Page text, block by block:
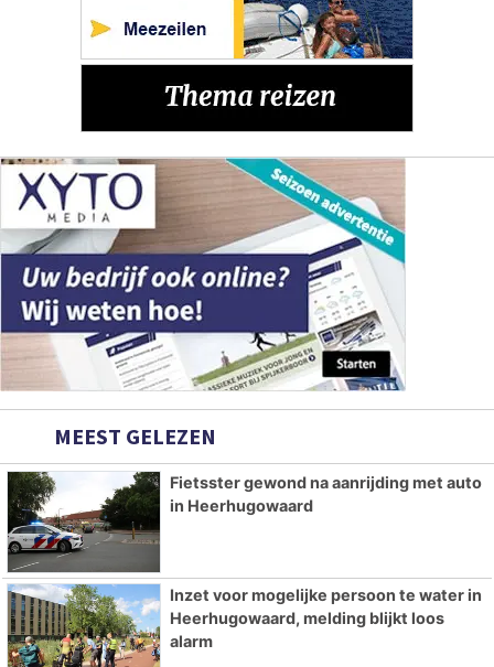
MEEST GELEZEN
Fietsster gewond na aanrijding met auto
in Heerhugowaard
Inzet voor mogelijke persoon te water in
Heerhugowaard, melding blijkt loos
alarm